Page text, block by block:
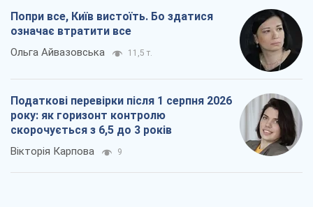
Попри все, Київ вистоїть. Бо здатися
означає втратити все
Ольга Айвазовська 11,5 т.
Податкові перевірки після 1 серпня 2026
року: як горизонт контролю
скорочується з 6,5 до 3 років
Вікторія Карпова 9